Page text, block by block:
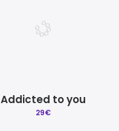
Addicted to you
29€